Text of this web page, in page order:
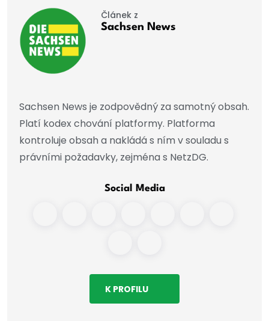
Článek z
Sachsen News
Sachsen News je zodpovědný za samotný obsah.
Platí kodex chování platformy. Platforma
kontroluje obsah a nakládá s ním v souladu s
právními požadavky, zejména s NetzDG.
Social Media
K PROFILU